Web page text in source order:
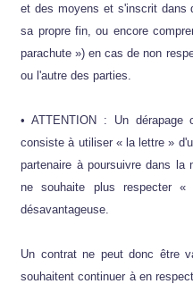
et des moyens et s'inscrit dans
sa propre fin, ou encore
parachute ») en cas de non
ou l'autre des parties.
• ATTENTION : Un dérapage
consiste à utiliser « la lettre »
partenaire à poursuivre dans la
ne souhaite plus respecter
désavantageuse.
Un contrat ne peut donc être
souhaitent continuer à en